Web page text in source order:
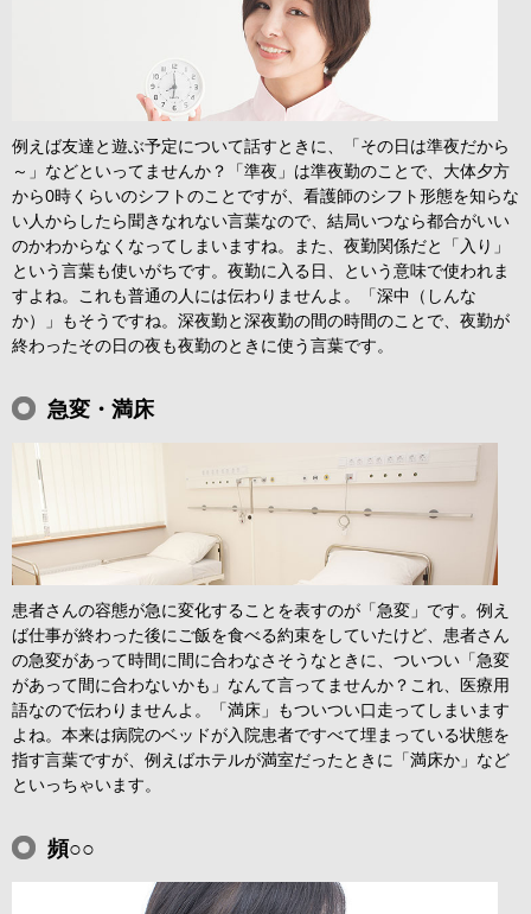
例えば友達と遊ぶ予定について話すときに、「その日は準夜だから
～」などといってませんか？「準夜」は準夜勤のことで、大体夕方
から0時くらいのシフトのことですが、看護師のシフト形態を知らな
い人からしたら聞きなれない言葉なので、結局いつなら都合がいい
のかわからなくなってしまいますね。また、夜勤関係だと「入り」
という言葉も使いがちです。夜勤に入る日、という意味で使われま
すよね。これも普通の人には伝わりませんよ。「深中（しんな
か）」もそうですね。深夜勤と深夜勤の間の時間のことで、夜勤が
終わったその日の夜も夜勤のときに使う言葉です。
急変・満床
患者さんの容態が急に変化することを表すのが「急変」です。例え
ば仕事が終わった後にご飯を食べる約束をしていたけど、患者さん
の急変があって時間に間に合わなさそうなときに、ついつい「急変
があって間に合わないかも」なんて言ってませんか？これ、医療用
語なので伝わりませんよ。「満床」もついつい口走ってしまいます
よね。本来は病院のベッドが入院患者ですべて埋まっている状態を
指す言葉ですが、例えばホテルが満室だったときに「満床か」など
といっちゃいます。
頻○○